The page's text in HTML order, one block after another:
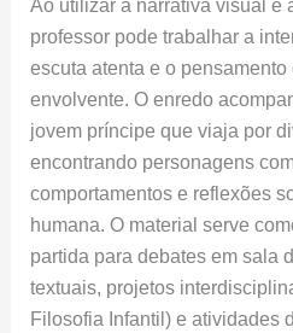
Ao utilizar a narrativa visual e
professor pode trabalhar a
escuta atenta e o pensamento
envolvente. O enredo
jovem príncipe que viaja por
encontrando personagens
comportamentos e reflexões
humana. O material serve
partida para debates em sala
textuais, projetos
Filosofia Infantil) e atividades